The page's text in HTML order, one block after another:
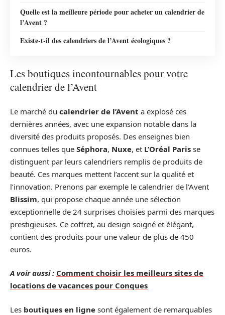
Quelle est la meilleure période pour acheter un calendrier de
l’Avent ?
Existe-t-il des calendriers de l’Avent écologiques ?
Les boutiques incontournables pour votre
calendrier de l’Avent
Le marché du calendrier de l’Avent a explosé ces
dernières années, avec une expansion notable dans la
diversité des produits proposés. Des enseignes bien
connues telles que Séphora, Nuxe, et L’Oréal Paris se
distinguent par leurs calendriers remplis de produits de
beauté. Ces marques mettent l’accent sur la qualité et
l’innovation. Prenons par exemple le calendrier de l’Avent
Blissim, qui propose chaque année une sélection
exceptionnelle de 24 surprises choisies parmi des marques
prestigieuses. Ce coffret, au design soigné et élégant,
contient des produits pour une valeur de plus de 450
euros.
A voir aussi : Comment choisir les meilleurs sites de
locations de vacances pour Conques
Les boutiques en ligne sont également de remarquables